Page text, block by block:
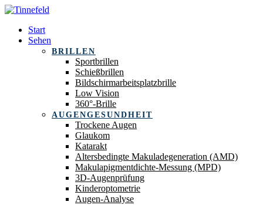
Start
Sehen
BRILLEN
Sportbrillen
Schießbrillen
Bildschirmarbeitsplatzbrille
Low Vision
360°-Brille
AUGENGESUNDHEIT
Trockene Augen
Glaukom
Katarakt
Altersbedingte Makuladegeneration (AMD)
Makulapigmentdichte-Messung (MPD)
3D-Augenprüfung
Kinderoptometrie
Augen-Analyse